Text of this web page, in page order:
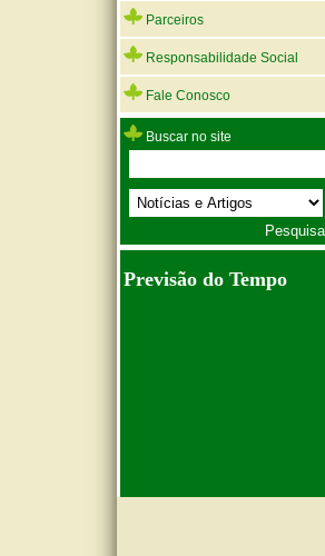
Parceiros
Responsabilidade Social
Fale Conosco
Buscar no site
Previsão do Tempo